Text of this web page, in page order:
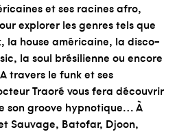
et ses racines afro,
explorer les genres tels que
la house américaine, la disco-
la soul brésilienne ou encore
travers le funk et ses
Traoré vous fera découvrir
son groove hypnotique… À
Sauvage, Batofar, Djoon,